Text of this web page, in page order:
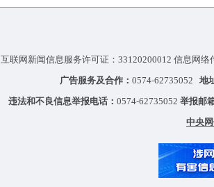
互联网新闻信息服务许可证：33120200012 信息网
广告服务及合作： 0574-62735052 地
违法和不良信息举报电话： 0574-62735052 举报邮
中央